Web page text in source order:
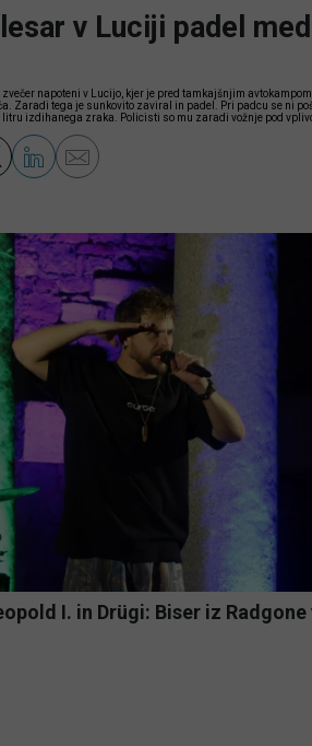
v Luciji padel
napoteni v Lucijo, kjer je pred tamkajšnjim
Zaradi tega je sunkovito zaviral in padel. Pri padcu se ni
izdihanega zraka. Policisti so mu zaradi vožnje pod
I. in Drügi: Biser iz